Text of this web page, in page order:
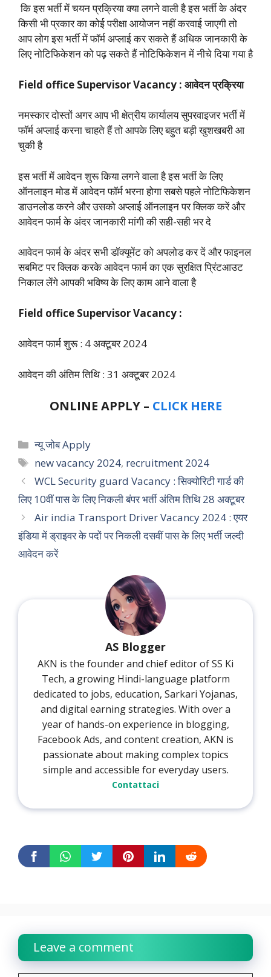
कि इस भर्ती में चयन प्रक्रिया क्या लगने वाली है इस भर्ती के अंदर
किसी भी प्रकार का कोई परीक्षा आयोजन नहीं करवाई जाएगी तो
आप लोग इस भर्ती में फॉर्म अप्लाई कर सकते हैं अधिक जानकारी के
लिए नोटिफिकेशन को पढ़ सकते हैं नोटिफिकेशन में नीचे दिया गया है
Field office Supervisor Vacancy : आवेदन प्रक्रिया
नमस्कार दोस्तों अगर आप भी क्षेत्रीय कार्यालय सुपरवाइजर भर्ती में
फॉर्म अप्लाई करना चाहते हैं तो आपके लिए बहुत बड़ी खुशखबरी आ
चुकी है
इस भर्ती में आवेदन शुरू किया लगने वाला है इस भर्ती के लिए
ऑनलाइन मोड में आवेदन फॉर्म भरना होगा सबसे पहले नोटिफिकेशन
डाउनलोड करने और उसको अप्लाई ऑनलाइन पर क्लिक करें और
आवेदन फार्म के अंदर जानकारी मांगी की सही-सही भर दे
आवेदन फार्म के अंदर सभी डॉक्यूमेंट को अपलोड कर दें और फाइनल
सबमिट पर क्लिक करके आवेदन फार्म का एक सुरक्षित प्रिंटआउट
निकाल लेंगे आपकी भविष्य के लिए काम आने वाला है
Field office Supervisor Vacancy :
आवेदन फार्म शुरू : 4 अक्टूबर 2024
आवेदन की अंतिम तिथि : 31 अक्टूबर 2024
ONLINE APPLY – CLICK HERE
Categories
न्यू जोब Apply
Tags
new vacancy 2024, recruitment 2024
WCL Security guard Vacancy : सिक्योरिटी गार्ड की
लिए 10वीं पास के लिए निकली बंपर भर्ती अंतिम तिथि 28 अक्टूबर
Air india Transport Driver Vacancy 2024 : एयर
इंडिया में ड्राइवर के पदों पर निकली दसवीं पास के लिए भर्ती जल्दी
आवेदन करें
AS Blogger
AKN is the founder and chief editor of SS Ki
Tech, a growing Hindi-language platform
dedicated to jobs, education, Sarkari Yojanas,
and digital earning strategies. With over a
year of hands-on experience in blogging,
Facebook Ads, and content creation, AKN is
passionate about making complex topics
simple and accessible for everyday users.
Contattaci
Leave a comment